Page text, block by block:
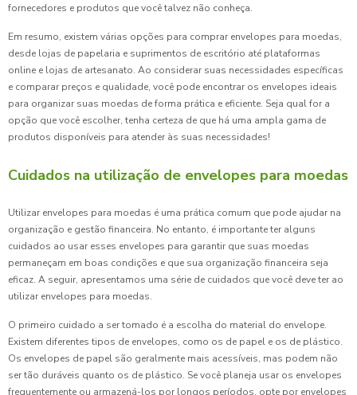
fornecedores e produtos que você talvez não conheça.
Em resumo, existem várias opções para comprar envelopes para moedas,
desde lojas de papelaria e suprimentos de escritório até plataformas
online e lojas de artesanato. Ao considerar suas necessidades específicas
e comparar preços e qualidade, você pode encontrar os envelopes ideais
para organizar suas moedas de forma prática e eficiente. Seja qual for a
opção que você escolher, tenha certeza de que há uma ampla gama de
produtos disponíveis para atender às suas necessidades!
Cuidados na utilização de envelopes para moedas
Utilizar envelopes para moedas é uma prática comum que pode ajudar na
organização e gestão financeira. No entanto, é importante ter alguns
cuidados ao usar esses envelopes para garantir que suas moedas
permaneçam em boas condições e que sua organização financeira seja
eficaz. A seguir, apresentamos uma série de cuidados que você deve ter ao
utilizar envelopes para moedas.
O primeiro cuidado a ser tomado é a escolha do material do envelope.
Existem diferentes tipos de envelopes, como os de papel e os de plástico.
Os envelopes de papel são geralmente mais acessíveis, mas podem não
ser tão duráveis quanto os de plástico. Se você planeja usar os envelopes
frequentemente ou armazená-los por longos períodos, opte por envelopes